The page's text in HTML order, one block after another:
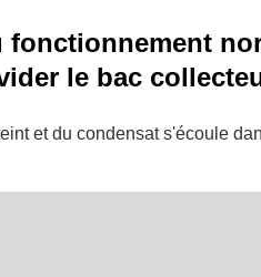
fonctionnement
le bac
et du condensat s'écoule